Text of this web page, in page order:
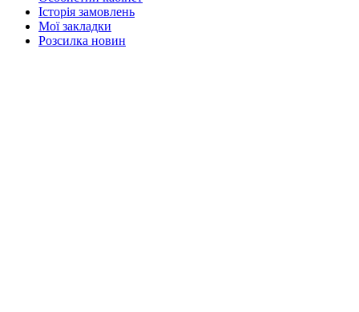
Історія замовлень
Мої закладки
Розсилка новин